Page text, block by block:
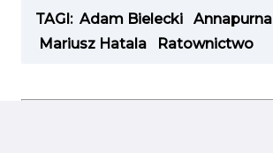
TAGI: Adam Bielecki Annapurna
Mariusz Hatala
Ratownictwo